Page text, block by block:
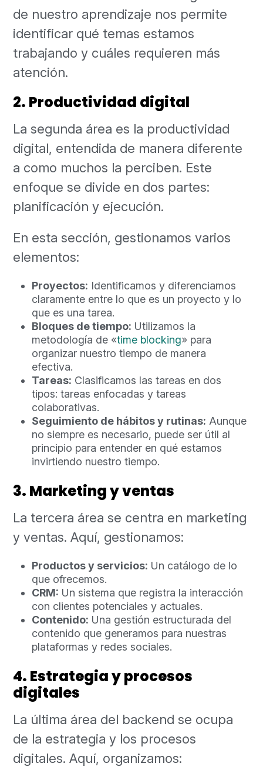
de nuestro aprendizaje nos permite
identificar qué temas estamos
trabajando y cuáles requieren más
atención.
2. Productividad digital
La segunda área es la productividad
digital, entendida de manera diferente
a como muchos la perciben. Este
enfoque se divide en dos partes:
planificación y ejecución.
En esta sección, gestionamos varios
elementos:
Proyectos: Identificamos y diferenciamos
claramente entre lo que es un proyecto y lo
que es una tarea.
Bloques de tiempo: Utilizamos la
metodología de «time blocking» para
organizar nuestro tiempo de manera
efectiva.
Tareas: Clasificamos las tareas en dos
tipos: tareas enfocadas y tareas
colaborativas.
Seguimiento de hábitos y rutinas: Aunque
no siempre es necesario, puede ser útil al
principio para entender en qué estamos
invirtiendo nuestro tiempo.
3. Marketing y ventas
La tercera área se centra en marketing
y ventas. Aquí, gestionamos:
Productos y servicios: Un catálogo de lo
que ofrecemos.
CRM: Un sistema que registra la interacción
con clientes potenciales y actuales.
Contenido: Una gestión estructurada del
contenido que generamos para nuestras
plataformas y redes sociales.
4. Estrategia y procesos
digitales
La última área del backend se ocupa
de la estrategia y los procesos
digitales. Aquí, organizamos: